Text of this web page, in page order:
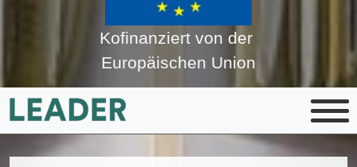
Kofinanziert von der
Europäischen Union